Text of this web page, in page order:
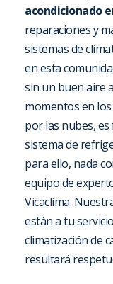
acondicionado
reparaciones y
sistemas de
en esta
sin un buen aire
momentos en
por las nubes,
sistema de
para ello, nada
equipo de
Vicaclima.
están a tu
climatización de
resultará